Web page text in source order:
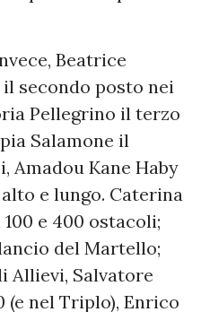
Beatrice
secondo posto nei
Pellegrino il terzo
Salamone il
Amadou Kane Haby
e lungo. Caterina
e 400 ostacoli;
del Martello;
Allievi, Salvatore
(e nel Triplo), Enrico